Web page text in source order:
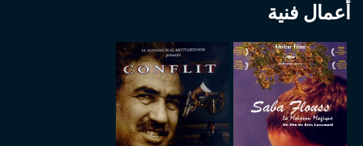
أعمال فنية